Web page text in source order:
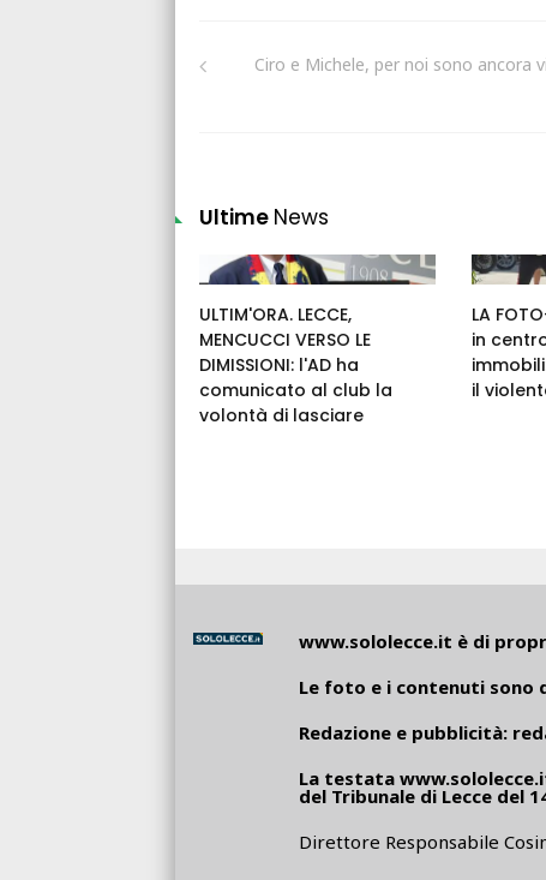
Ciro e Michele, per noi sono ancora
Ultime News
ULTIM'ORA. LECCE,
MENCUCCI VERSO LE
DIMISSIONI: l'AD ha
comunicato al club la
volontà di lasciare
LA
in
il
www.sololecce.it è di
Le foto e i contenuti sono
Redazione e pubblicità:
La testata
del Tribunale di Lecce del
Direttore Responsabile